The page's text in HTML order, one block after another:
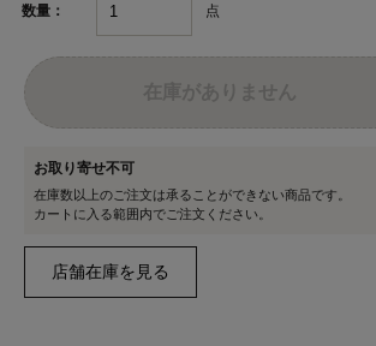
数量： 点
お取り寄せ不可
在庫数以上のご注文は承ることができない商品です。
カートに入る範囲内でご注文ください。